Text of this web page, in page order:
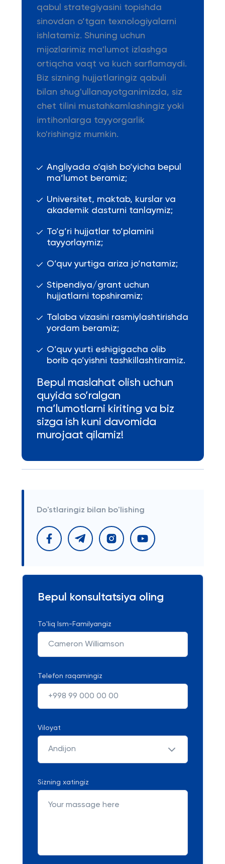
qabul strategiyasini topishda
sinovdan o’tgan texnologiyalarni
ishlatamiz. Shuning uchun
mijozlarimiz ma'lumot izlashga
ortiqcha vaqt va kuch sarflamaydi.
Biz sizning hujjatlaringiz qabuli
bilan shug'ullanayotganimizda, siz
chet tilini mustahkamlashingiz yoki
imtihonlarga tayyorgarlik
ko'rishingiz mumkin.
Angliyada o’qish bo’yicha bepul
ma’lumot beramiz;
Universitet, maktab, kurslar va
akademik dasturni tanlaymiz;
To’g’ri hujjatlar to’plamini
tayyorlaymiz;
O’quv yurtiga ariza jo’natamiz;
Stipendiya/grant uchun
hujjatlarni topshiramiz;
Talaba vizasini rasmiylashtirishda
yordam beramiz;
O’quv yurti eshigigacha olib
borib qo’yishni tashkillashtiramiz.
Bepul maslahat olish uchun
quyida so’ralgan
ma’lumotlarni kiriting va biz
sizga ish kuni davomida
murojaat qilamiz!
Do'stlaringiz bilan bo'lishing
Bepul konsultatsiya oling
To'liq Ism-Familyangiz
Telefon raqamingiz
Viloyat
Andijon
Sizning xatingiz